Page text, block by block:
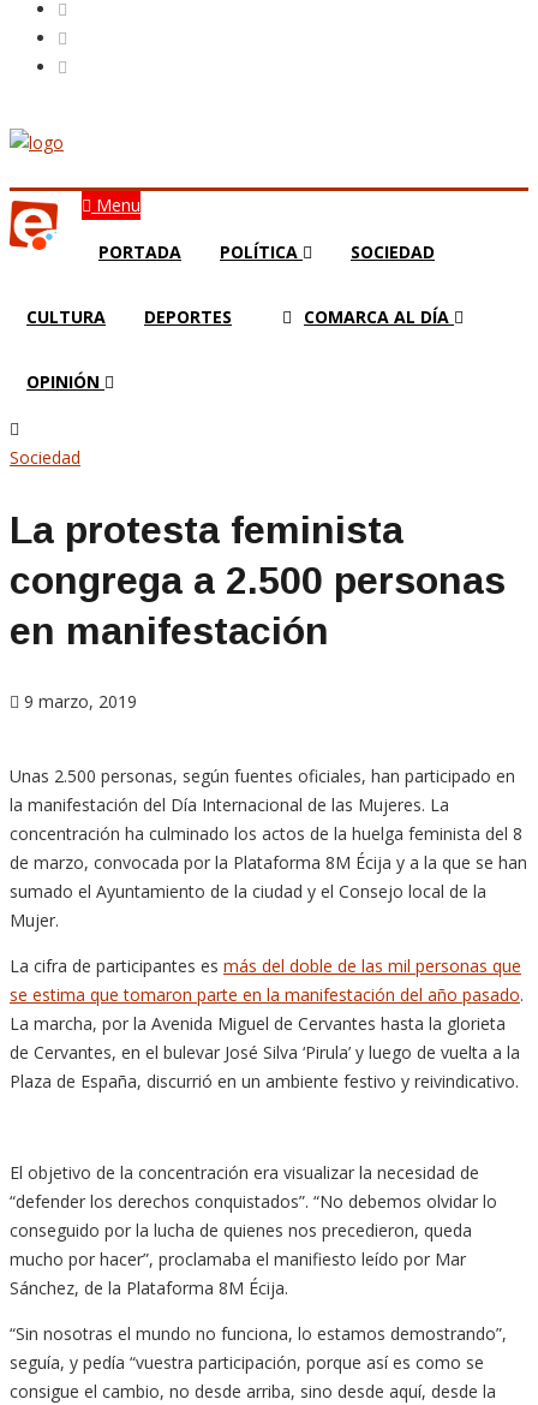
Menu
PORTADA POLÍTICA SOCIEDAD
CULTURA DEPORTES COMARCA AL DÍA
OPINIÓN
Sociedad
La protesta feminista
congrega a 2.500 personas
en manifestación
9 marzo, 2019
Unas 2.500 personas, según fuentes oficiales, han participado en
la manifestación del Día Internacional de las Mujeres. La
concentración ha culminado los actos de la huelga feminista del 8
de marzo, convocada por la Plataforma 8M Écija y a la que se han
sumado el Ayuntamiento de la ciudad y el Consejo local de la
Mujer.
La cifra de participantes es más del doble de las mil personas que
se estima que tomaron parte en la manifestación del año pasado.
La marcha, por la Avenida Miguel de Cervantes hasta la glorieta
de Cervantes, en el bulevar José Silva ‘Pirula’ y luego de vuelta a la
Plaza de España, discurrió en un ambiente festivo y reivindicativo.
El objetivo de la concentración era visualizar la necesidad de
“defender los derechos conquistados”. “No debemos olvidar lo
conseguido por la lucha de quienes nos precedieron, queda
mucho por hacer”, proclamaba el manifiesto leído por Mar
Sánchez, de la Plataforma 8M Écija.
“Sin nosotras el mundo no funciona, lo estamos demostrando”,
seguía, y pedía “vuestra participación, porque así es como se
consigue el cambio, no desde arriba, sino desde aquí, desde la